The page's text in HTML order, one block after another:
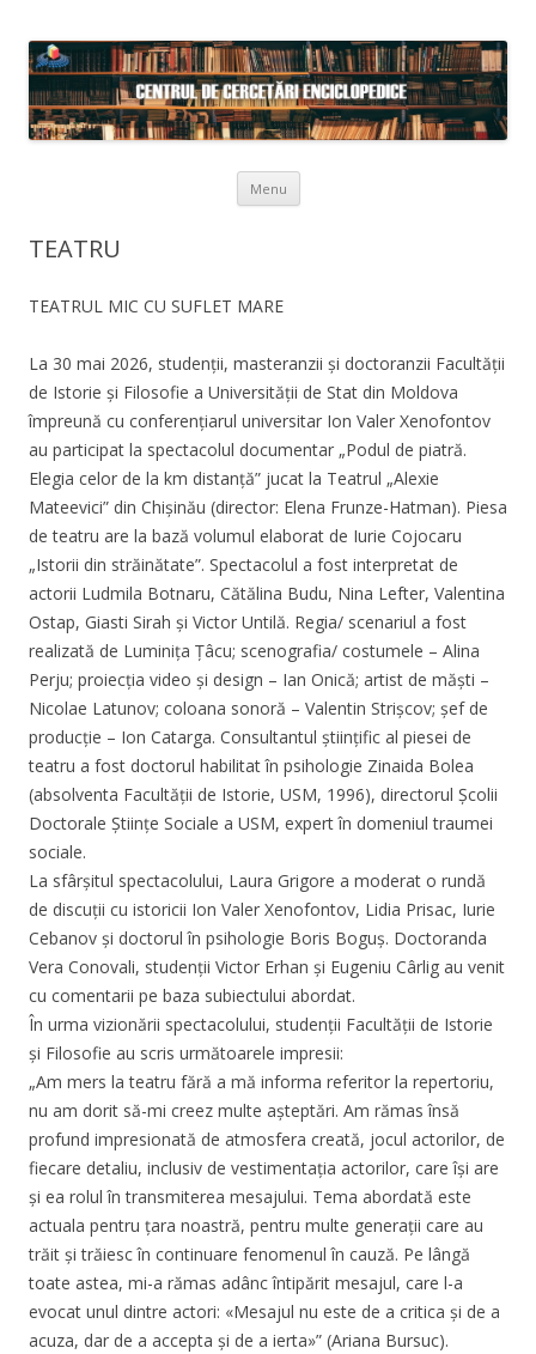
Menu Skip to content
TEATRU
TEATRUL MIC CU SUFLET MARE
La 30 mai 2026, studenții, masteranzii și doctoranzii Facultății
de Istorie și Filosofie a Universității de Stat din Moldova
împreună cu conferențiarul universitar Ion Valer Xenofontov
au participat la spectacolul documentar „Podul de piatră.
Elegia celor de la km distanță” jucat la Teatrul „Alexie
Mateevici” din Chișinău (director: Elena Frunze-Hatman). Piesa
de teatru are la bază volumul elaborat de Iurie Cojocaru
„Istorii din străinătate”. Spectacolul a fost interpretat de
actorii Ludmila Botnaru, Cătălina Budu, Nina Lefter, Valentina
Ostap, Giasti Sirah și Victor Untilă. Regia/ scenariul a fost
realizată de Luminița Țâcu; scenografia/ costumele – Alina
Perju; proiecția video și design – Ian Onică; artist de măști –
Nicolae Latunov; coloana sonoră – Valentin Strișcov; șef de
producție – Ion Catarga. Consultantul științific al piesei de
teatru a fost doctorul habilitat în psihologie Zinaida Bolea
(absolventa Facultății de Istorie, USM, 1996), directorul Școlii
Doctorale Științe Sociale a USM, expert în domeniul traumei
sociale.
La sfârșitul spectacolului, Laura Grigore a moderat o rundă
de discuții cu istoricii Ion Valer Xenofontov, Lidia Prisac, Iurie
Cebanov și doctorul în psihologie Boris Boguș. Doctoranda
Vera Conovali, studenții Victor Erhan și Eugeniu Cârlig au venit
cu comentarii pe baza subiectului abordat.
În urma vizionării spectacolului, studenții Facultății de Istorie
și Filosofie au scris următoarele impresii:
„Am mers la teatru fără a mă informa referitor la repertoriu,
nu am dorit să-mi creez multe așteptări. Am rămas însă
profund impresionată de atmosfera creată, jocul actorilor, de
fiecare detaliu, inclusiv de vestimentația actorilor, care își are
și ea rolul în transmiterea mesajului. Tema abordată este
actuala pentru țara noastră, pentru multe generații care au
trăit și trăiesc în continuare fenomenul în cauză. Pe lângă
toate astea, mi-a rămas adânc întipărit mesajul, care l-a
evocat unul dintre actori: «Mesajul nu este de a critica și de a
acuza, dar de a accepta și de a ierta»” (Ariana Bursuc).